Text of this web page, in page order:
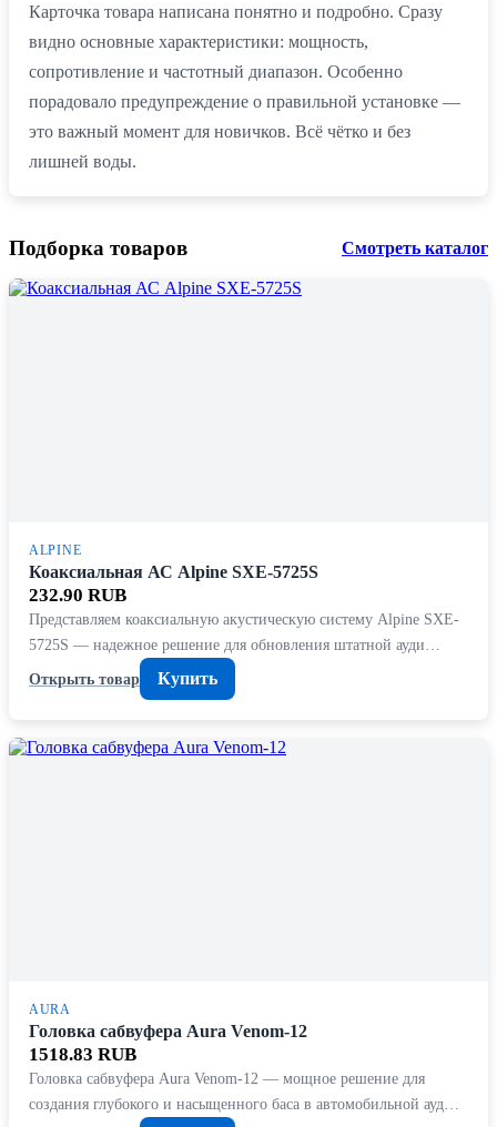
Карточка товара написана понятно и подробно. Сразу
видно основные характеристики: мощность,
сопротивление и частотный диапазон. Особенно
порадовало предупреждение о правильной установке —
это важный момент для новичков. Всё чётко и без
лишней воды.
Подборка товаров Смотреть каталог
ALPINE
Коаксиальная АС Alpine SXE-5725S
232.90 RUB
Представляем коаксиальную акустическую систему Alpine SXE-
5725S — надежное решение для обновления штатной ауди…
Открыть товар
Купить
AURA
Головка сабвуфера Aura Venom-12
1518.83 RUB
Головка сабвуфера Aura Venom-12 — мощное решение для
создания глубокого и насыщенного баса в автомобильной ауд…